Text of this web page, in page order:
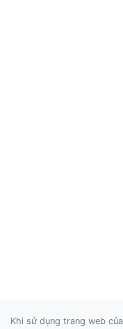
Khi sử dụng trang web